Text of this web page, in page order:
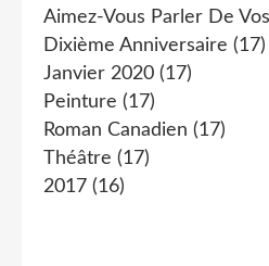
Aimez-Vous Parler De
Dixième Anniversaire (17)
Janvier 2020 (17)
Peinture (17)
Roman Canadien (17)
Théâtre (17)
2017 (16)